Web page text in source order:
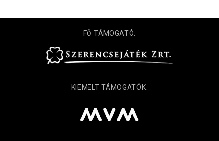
FŐ TÁMOGATÓ:
KIEMELT TÁMOGATÓK: